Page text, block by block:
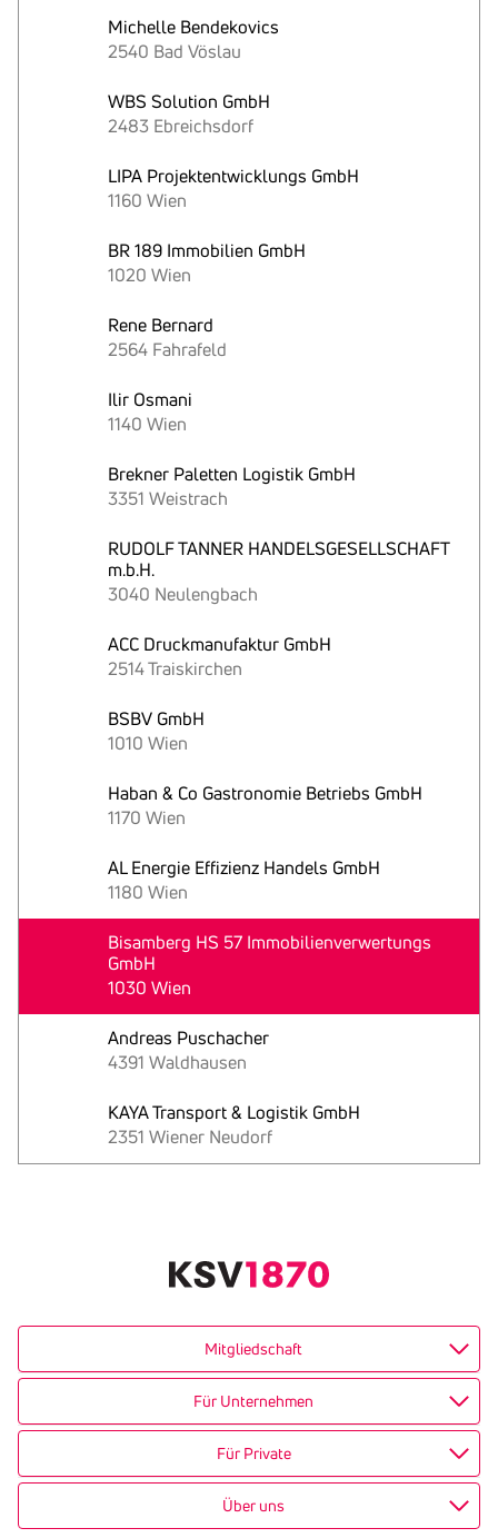
Michelle Bendekovics
2540 Bad Vöslau
WBS Solution GmbH
2483 Ebreichsdorf
LIPA Projektentwicklungs GmbH
1160 Wien
BR 189 Immobilien GmbH
1020 Wien
Rene Bernard
2564 Fahrafeld
Ilir Osmani
1140 Wien
Brekner Paletten Logistik GmbH
3351 Weistrach
RUDOLF TANNER HANDELSGESELLSCHAFT
m.b.H.
3040 Neulengbach
ACC Druckmanufaktur GmbH
2514 Traiskirchen
BSBV GmbH
1010 Wien
Haban & Co Gastronomie Betriebs GmbH
1170 Wien
AL Energie Effizienz Handels GmbH
1180 Wien
Bisamberg HS 57 Immobilienverwertungs
GmbH
1030 Wien
Andreas Puschacher
4391 Waldhausen
KAYA Transport & Logistik GmbH
2351 Wiener Neudorf
Mitgliedschaft
Für Unternehmen
Für Private
Über uns